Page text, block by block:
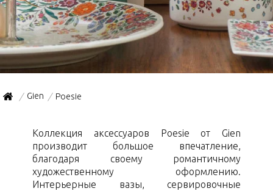
/ Gien / Poesie
Коллекция аксессуаров Poesie от Gien
производит большое впечатление,
благодаря своему романтичному
художественному оформлению.
Интерьерные вазы, сервировочные